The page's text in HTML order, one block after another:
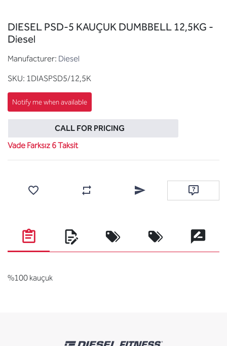
DIESEL PSD-5 KAUÇUK DUMBBELL 12,5KG -
Diesel
Manufacturer: Diesel
SKU: 1DIASPSD5/12,5K
CALL FOR PRICING
Vade Farksız 6 Taksit
Add to wishlist Add to compare listEmail a friend Ask
%100 kauçuk